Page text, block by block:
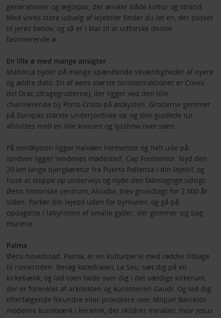
generationer og ægtepar, der ønsker både kultur og strand.
Med vores store udvalg af lejebiler finder du let en, der passer
til jeres behov, og så er I klar til at udforske denne
fascinerende ø.
En lille ø med mange ansigter
Mallorca byder på mange spændende seværdigheder af nyere
og ældre dato. En af øens største turistattraktioner er Coves
del Drac (dragegrotterne), der ligger ved den lille
charmerende by Porto Cristo på østkysten. Grotterne gemmer
på Europas største underjordiske sø, og den guidede tur
afsluttes med en lille koncert og lysshow over søen.
På nordkysten ligger halvøen Formentor og helt ude på
spidsen ligger ‘vindenes mødested’, Cap Formentor. Nyd den
20 km lange bjergkøretur fra Puerto Pollensa i din lejebil, og
husk at stoppe op undervejs og nyde den fabelagtige udsigt.
Øens historiske centrum, Alcudia, blev grundlagt for 2.000 år
siden. Parkér din lejebil uden for bymuren, og gå på
opdagelse i labyrinten af smalle gyder, der gemmer sig bag
murene.
Palma
Øens hovedstad, Palma, er en kulturperle med rødder tilbage
til romertiden. Besøg katedralen, La Seu, sæt dig på en
kirkebænk, og lad roen falde over dig i det vældige kirkerum,
der er forenklet af arkitekten og kunstneren Gaudí. Og lad dig
efterfølgende forundre eller provokere over Miquel Barcelós
moderne kunstværk i keramik, der skildrer miraklet, hvor Jesus